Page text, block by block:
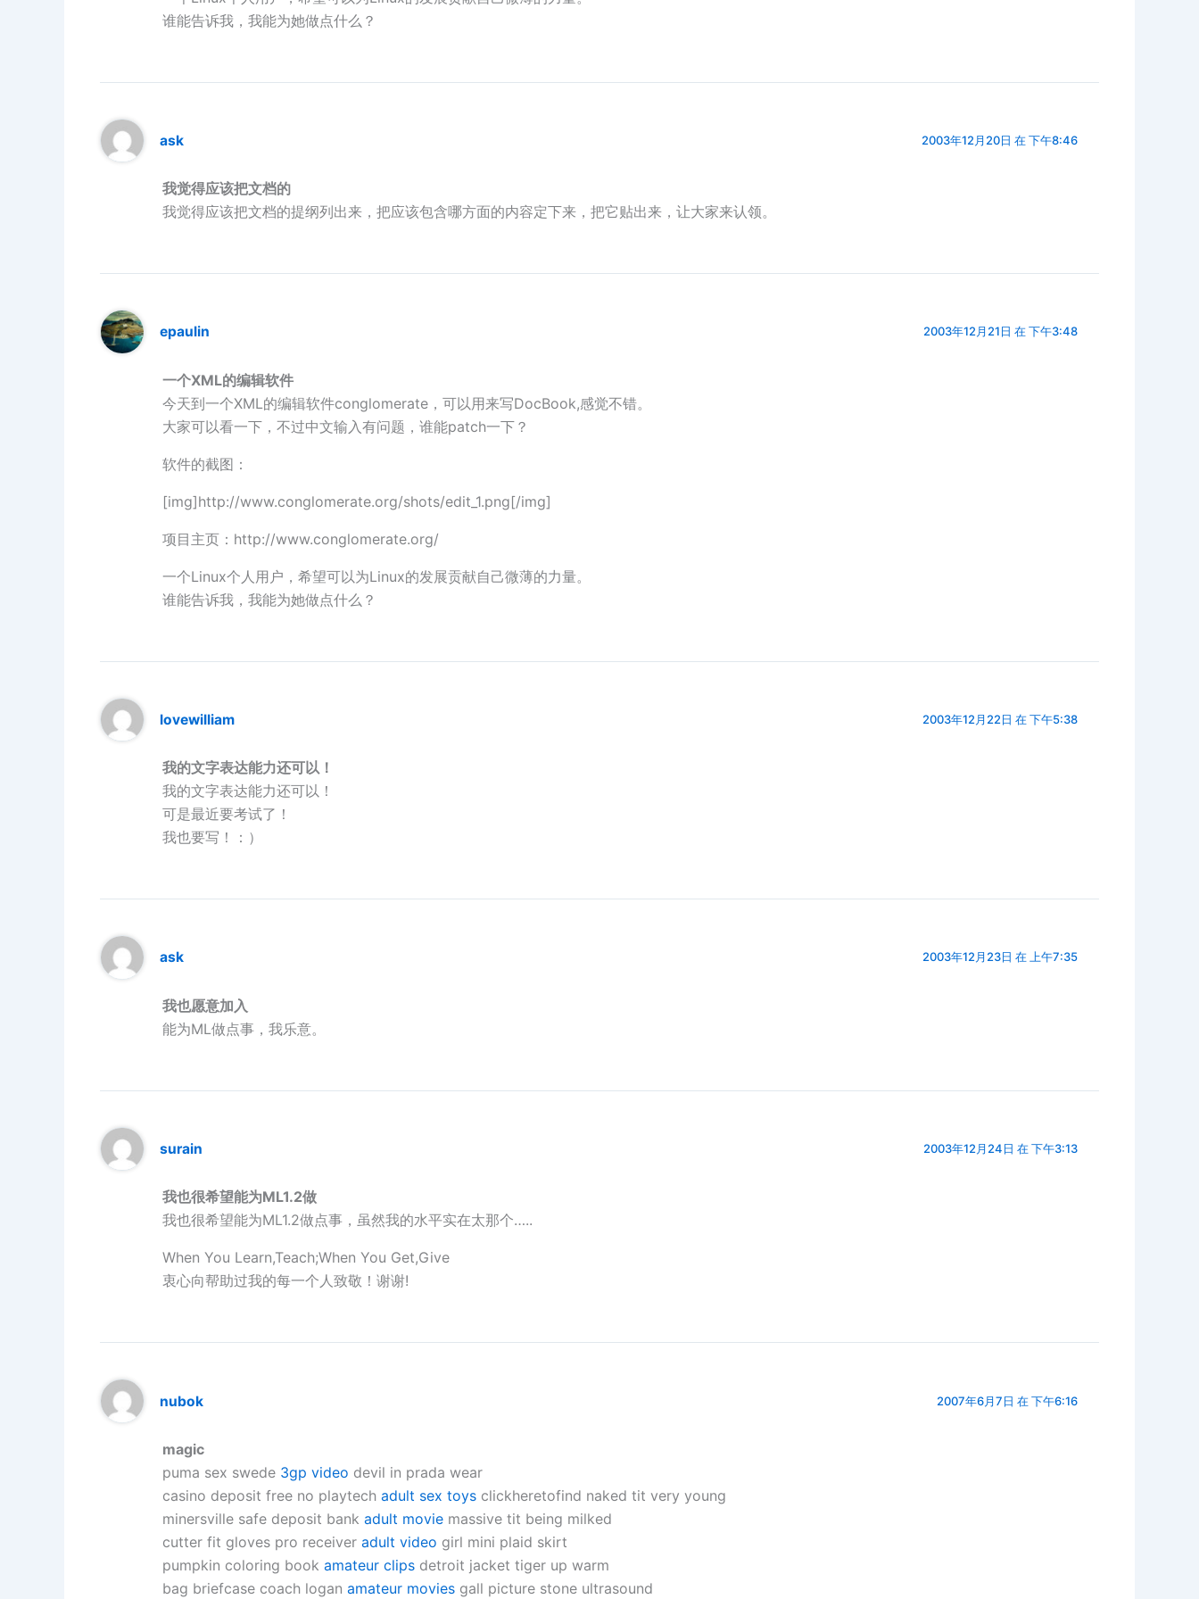
谁能告诉我，我能为她做点什么？
ask 2003年12月20日 在 下午8:46
我觉得应该把文档的
我觉得应该把文档的提纲列出来，把应该包含哪方面的内容定下来，把它贴出来，让大家来认领。
epaulin 2003年12月21日 在 下午3:48
一个XML的编辑软件
今天到一个XML的编辑软件conglomerate，可以用来写DocBook,感觉不错。
大家可以看一下，不过中文输入有问题，谁能patch一下？
软件的截图：
[img]http://www.conglomerate.org/shots/edit_1.png[/img]
项目主页：http://www.conglomerate.org/
一个Linux个人用户，希望可以为Linux的发展贡献自己微薄的力量。
谁能告诉我，我能为她做点什么？
lovewilliam 2003年12月22日 在 下午5:38
我的文字表达能力还可以！
我的文字表达能力还可以！
可是最近要考试了！
我也要写！：）
ask 2003年12月23日 在 上午7:35
我也愿意加入
能为ML做点事，我乐意。
surain 2003年12月24日 在 下午3:13
我也很希望能为ML1.2做
我也很希望能为ML1.2做点事，虽然我的水平实在太那个…..
When You Learn,Teach;When You Get,Give
衷心向帮助过我的每一个人致敬！谢谢!
nubok 2007年6月7日 在 下午6:16
magic
puma sex swede 3gp video devil in prada wear
casino deposit free no playtech adult sex toys clickheretofind naked tit very young
minersville safe deposit bank adult movie massive tit being milked
cutter fit gloves pro receiver adult video girl mini plaid skirt
pumpkin coloring book amateur clips detroit jacket tiger up warm
bag briefcase coach logan amateur movies gall picture stone ultrasound